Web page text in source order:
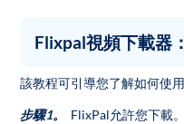
Flixpal視頻下載器
該教程可引導您了解如何使
步驟1。
FlixPal允許您下載